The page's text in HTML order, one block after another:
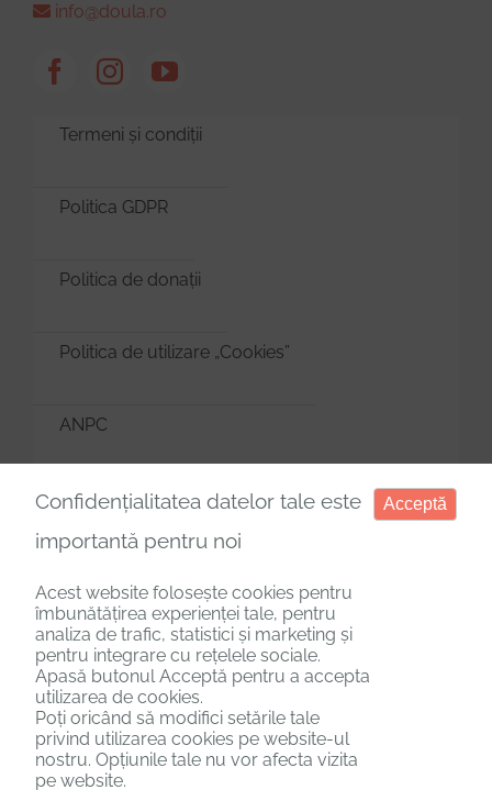
info@doula.ro
Termeni și condiții
Politica GDPR
Politica de donații
Politica de utilizare „Cookies”
ANPC
Manager de cookies
Copyright © 2025. Toate drepturile rezervate.
Confidențialitatea datelor tale este
importantă pentru noi
Acest website folosește cookies pentru
îmbunătățirea experienței tale, pentru
analiza de trafic, statistici și marketing și
pentru integrare cu rețelele sociale.
Apasă butonul Acceptă pentru a accepta
utilizarea de cookies.
Poți oricând să modifici setările tale
privind utilizarea cookies pe website-ul
nostru. Opțiunile tale nu vor afecta vizita
pe website.
Acceptă